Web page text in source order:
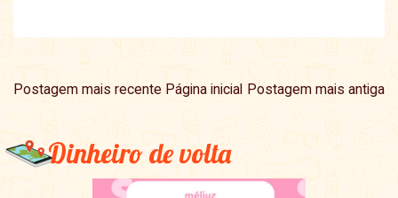
Postagem mais recente Postagem mais antiga
Página inicial
Dinheiro de volta